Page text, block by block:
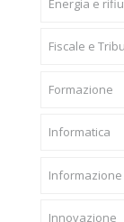
Fiscale e
Formazione
Informatica
Informazione
Innovazione